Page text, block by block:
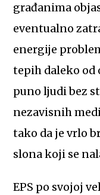
građanima
eventualno
energije
tepih daleko od
puno ljudi bez
nezavisnih
tako da je vrlo
slona koji se
EPS po svojoj